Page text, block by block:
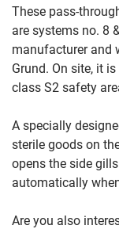
These pass-
are systems no. 8
manufacturer and
Grund. On site, it
class S2 safety
A specially
sterile goods on
opens the side
automatically
Are you also